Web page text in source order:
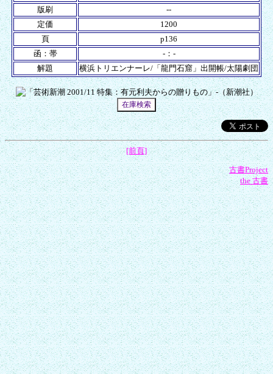
版刷
--
定価
1200
頁
p136
函：帯
-：-
解題
横浜トリエンナーレ/「龍門石窟」出開帳/太陽劇団
[前頁]
古書Project
the 古書